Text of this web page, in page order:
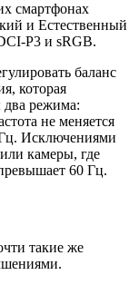
смартфонах
и Естественный
P3 и sRGB.
баланс
которая
два режима:
не меняется
Гц. Исключениями
камеры, где
60 Гц.
такие же